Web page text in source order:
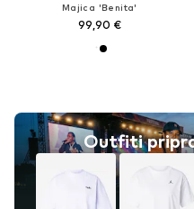
Majica 'Benita'
99,90 €
Outfiti